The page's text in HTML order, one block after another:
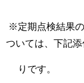
※定期点検結果
ついては、下記
りです。